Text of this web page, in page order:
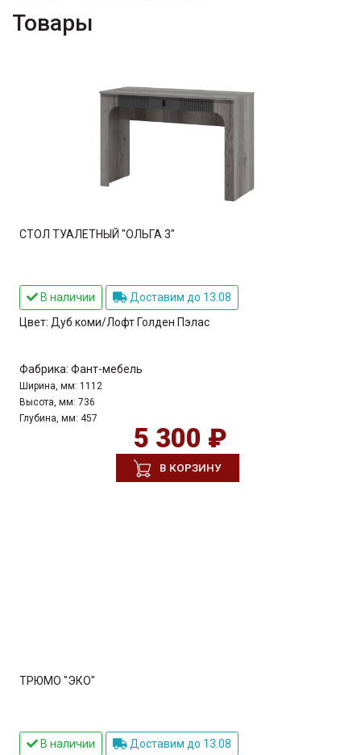
Товары
СТОЛ ТУАЛЕТНЫЙ "ОЛЬГА 3"
В наличии
Доставим до 13.08
Цвет: Дуб коми/Лофт Голден Пэлас
Фабрика: Фант-мебель
Ширина, мм: 1112
Высота, мм: 736
Глубина, мм: 457
5 300 ₽
В КОРЗИНУ
ТРЮМО "ЭКО"
В наличии
Доставим до 13.08